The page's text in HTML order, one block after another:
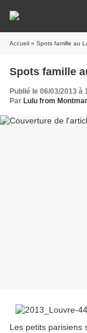
Accueil » Spots famille au
Spots famille
Publié le 06/03/2013 à
Par Lulu from
Les petits parisiens